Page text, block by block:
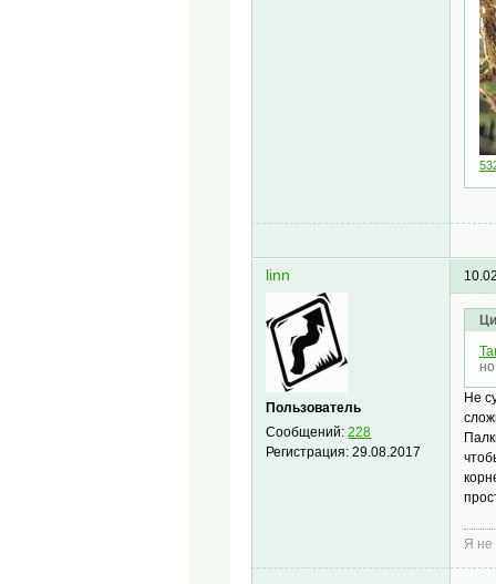
linn
Пользователь
Сообщений:228
Регистрация:29.08.2017
Не
Я не